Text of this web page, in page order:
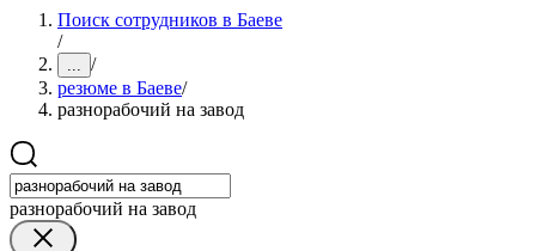
Поиск сотрудников в Баеве
/
... /
резюме в Баеве/
разнорабочий на завод
разнорабочий на завод